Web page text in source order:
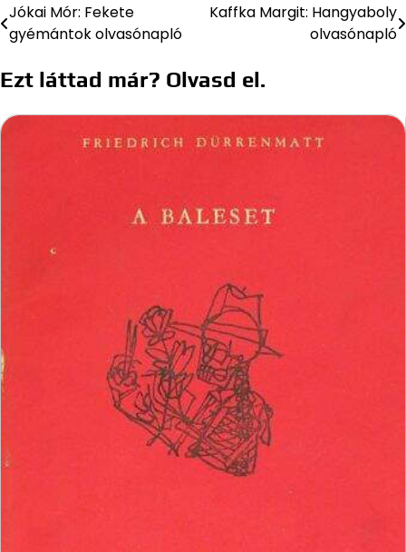
Bejegyzés
navigáció
Jókai Mór: Fekete
gyémántok olvasónapló
Kaffka Margit: Hangyaboly
olvasónapló
Ezt láttad már? Olvasd el.